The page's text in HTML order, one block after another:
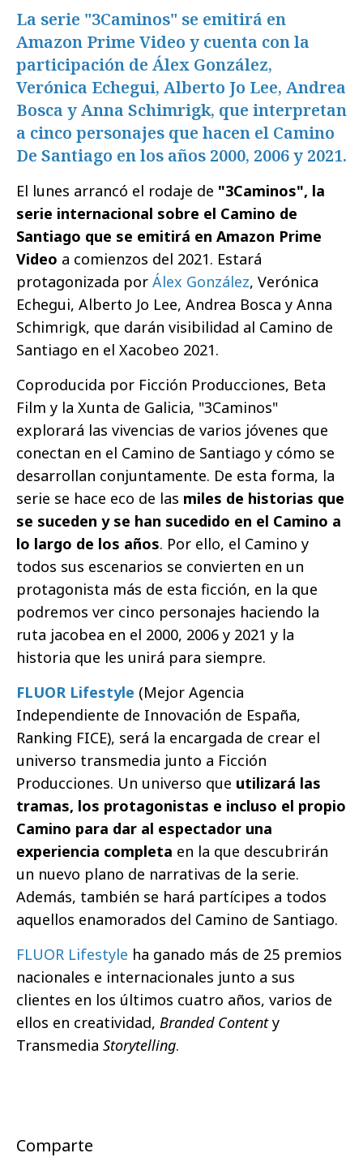
La serie "3Caminos" se emitirá en
Amazon Prime Video y cuenta con la
participación de Álex González,
Verónica Echegui, Alberto Jo Lee, Andrea
Bosca y Anna Schimrigk, que interpretan
a cinco personajes que hacen el Camino
De Santiago en los años 2000, 2006 y 2021.
El lunes arrancó el rodaje de "3Caminos", la
serie internacional sobre el Camino de
Santiago que se emitirá en Amazon Prime
Video a comienzos del 2021. Estará
protagonizada por Álex González, Verónica
Echegui, Alberto Jo Lee, Andrea Bosca y Anna
Schimrigk, que darán visibilidad al Camino de
Santiago en el Xacobeo 2021.
Coproducida por Ficción Producciones, Beta
Film y la Xunta de Galicia, "3Caminos"
explorará las vivencias de varios jóvenes que
conectan en el Camino de Santiago y cómo se
desarrollan conjuntamente. De esta forma, la
serie se hace eco de las miles de historias que
se suceden y se han sucedido en el Camino a
lo largo de los años. Por ello, el Camino y
todos sus escenarios se convierten en un
protagonista más de esta ficción, en la que
podremos ver cinco personajes haciendo la
ruta jacobea en el 2000, 2006 y 2021 y la
historia que les unirá para siempre.
FLUOR Lifestyle (Mejor Agencia
Independiente de Innovación de España,
Ranking FICE), será la encargada de crear el
universo transmedia junto a Ficción
Producciones. Un universo que utilizará las
tramas, los protagonistas e incluso el propio
Camino para dar al espectador una
experiencia completa en la que descubrirán
un nuevo plano de narrativas de la serie.
Además, también se hará partícipes a todos
aquellos enamorados del Camino de Santiago.
FLUOR Lifestyle ha ganado más de 25 premios
nacionales e internacionales junto a sus
clientes en los últimos cuatro años, varios de
ellos en creatividad, Branded Contenty
Transmedia Storytelling.
Comparte